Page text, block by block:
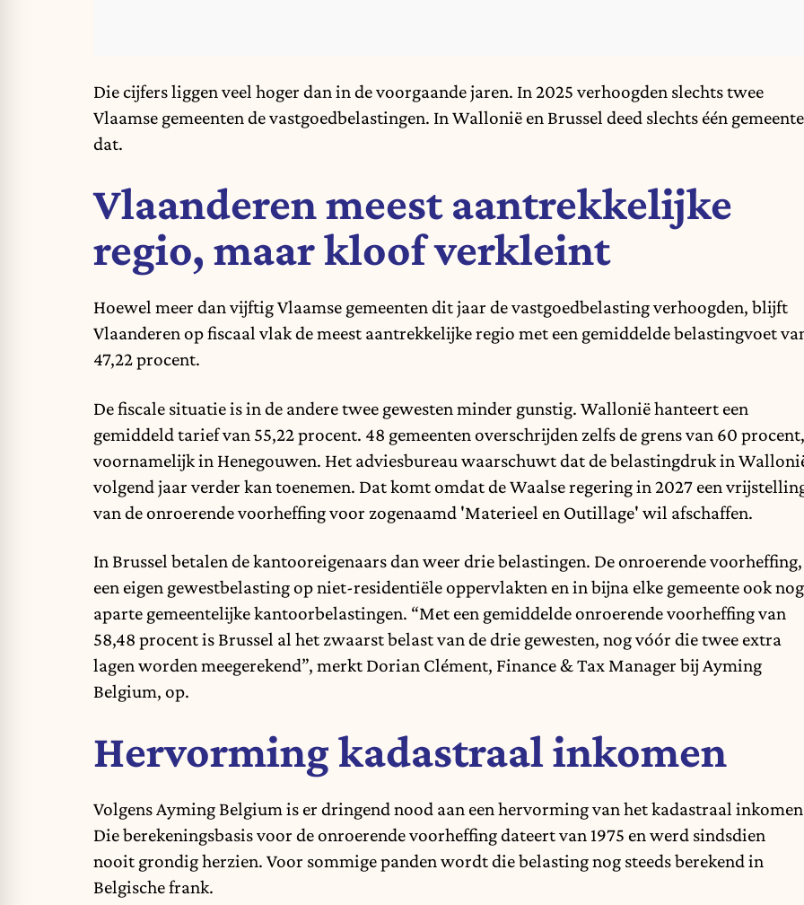
Die cijfers liggen veel hoger dan in de voorgaande jaren. In 2025 verhoogden slechts twee
Vlaamse gemeenten de vastgoedbelastingen. In Wallonië en Brussel deed slechts één gemeente
dat.
Vlaanderen meest aantrekkelijke
regio, maar kloof verkleint
Hoewel meer dan vijftig Vlaamse gemeenten dit jaar de vastgoedbelasting verhoogden, blijft
Vlaanderen op fiscaal vlak de meest aantrekkelijke regio met een gemiddelde belastingvoet
47,22 procent.
De fiscale situatie is in de andere twee gewesten minder gunstig. Wallonië hanteert een
gemiddeld tarief van 55,22 procent. 48 gemeenten overschrijden zelfs de grens van 60 procent,
voornamelijk in Henegouwen. Het adviesbureau waarschuwt dat de belastingdruk in
volgend jaar verder kan toenemen. Dat komt omdat de Waalse regering in 2027 een
van de onroerende voorheffing voor zogenaamd 'Materieel en Outillage' wil afschaffen.
In Brussel betalen de kantooreigenaars dan weer drie belastingen. De onroerende voorheffing,
een eigen gewestbelasting op niet-residentiële oppervlakten en in bijna elke gemeente ook nog
aparte gemeentelijke kantoorbelastingen. “Met een gemiddelde onroerende voorheffing van
58,48 procent is Brussel al het zwaarst belast van de drie gewesten, nog vóór die twee extra
lagen worden meegerekend”, merkt Dorian Clément, Finance & Tax Manager bij Ayming
Belgium, op.
Hervorming kadastraal inkomen
Volgens Ayming Belgium is er dringend nood aan een hervorming van het kadastraal
Die berekeningsbasis voor de onroerende voorheffing dateert van 1975 en werd sindsdien
nooit grondig herzien. Voor sommige panden wordt die belasting nog steeds berekend in
Belgische frank.